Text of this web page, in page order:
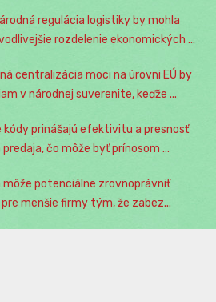
regulácia logistiky by mohla
rozdelenie ekonomických ...
centralizácia moci na úrovni EÚ by
v národnej suverenite, keďže ...
kódy prinášajú efektivitu a presnosť
čo môže byť prínosom ...
môže potenciálne zrovnoprávniť
menšie firmy tým, že zabez...